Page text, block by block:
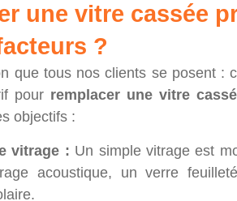
une vitre cassée
?
que tous nos clients se posent :
pour remplacer une vitre
objectifs :
vitrage : Un simple vitrage est
acoustique, un verre